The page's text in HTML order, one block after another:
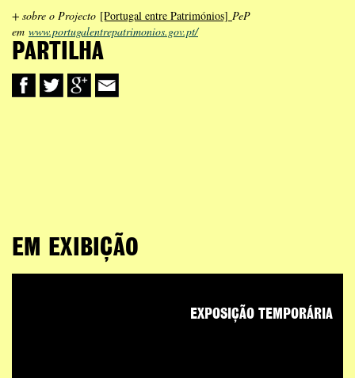
+ sobre o Projecto [Portugal entre Patrimónios] PeP
em www.portugalentrepatrimonios.gov.pt/
PARTILHA
EM EXIBIÇÃO
EXPOSIÇÃO TEMPORÁRIA